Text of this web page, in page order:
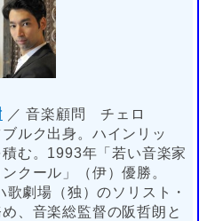
／ 音楽顧問 チェロ
ルク出身。ハインリッ
む。1993年「若い音楽家
クール」（伊）優勝。
劇場（独）のソリスト・
、音楽総監督の阪哲朗と